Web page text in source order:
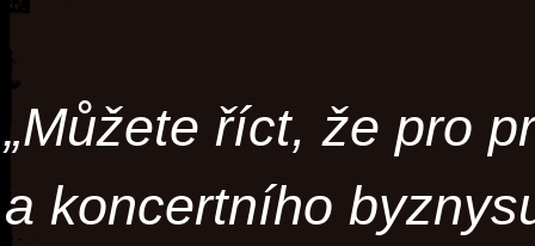
„Můžete říct, že pro
a koncertního